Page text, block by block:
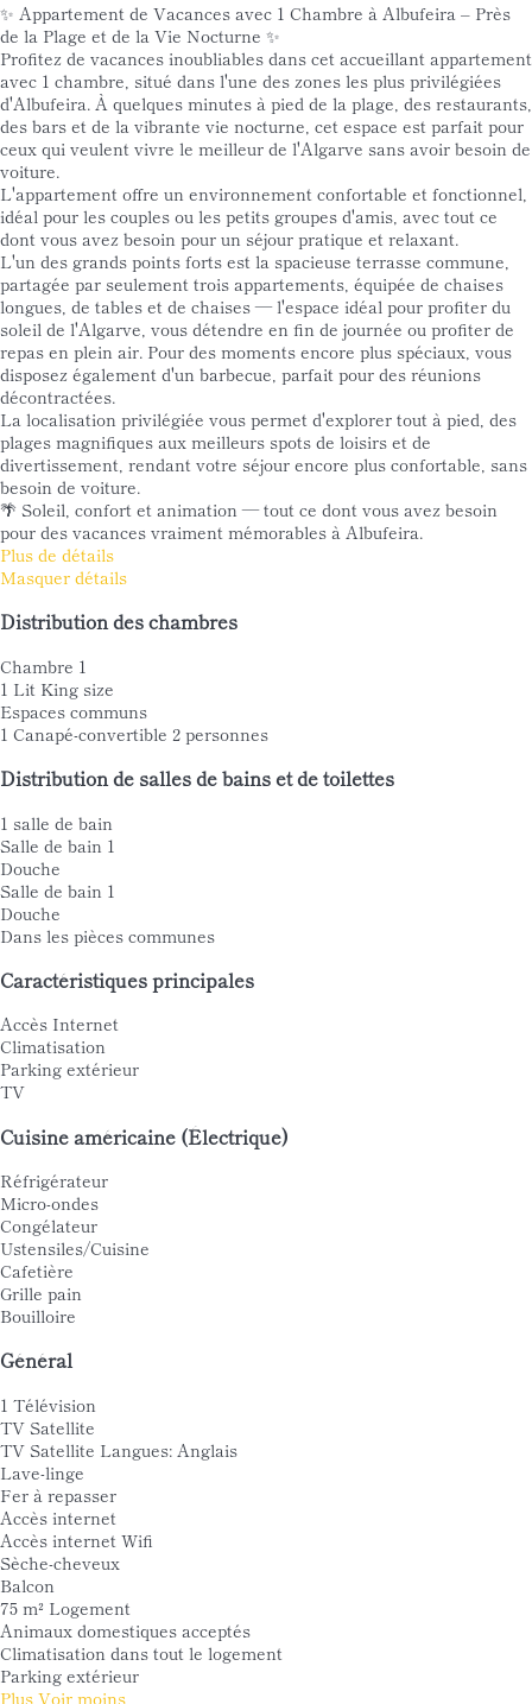
✨ Appartement de Vacances avec 1 Chambre à Albufeira – Près
de la Plage et de la Vie Nocturne ✨
Profitez de vacances inoubliables dans cet accueillant appartement
avec 1 chambre, situé dans l'une des zones les plus privilégiées
d'Albufeira. À quelques minutes à pied de la plage, des restaurants,
des bars et de la vibrante vie nocturne, cet espace est parfait pour
ceux qui veulent vivre le meilleur de l'Algarve sans avoir besoin de
voiture.
L'appartement offre un environnement confortable et fonctionnel,
idéal pour les couples ou les petits groupes d'amis, avec tout ce
dont vous avez besoin pour un séjour pratique et relaxant.
L'un des grands points forts est la spacieuse terrasse commune,
partagée par seulement trois appartements, équipée de chaises
longues, de tables et de chaises — l'espace idéal pour profiter du
soleil de l'Algarve, vous détendre en fin de journée ou profiter de
repas en plein air. Pour des moments encore plus spéciaux, vous
disposez également d'un barbecue, parfait pour des réunions
décontractées.
La localisation privilégiée vous permet d'explorer tout à pied, des
plages magnifiques aux meilleurs spots de loisirs et de
divertissement, rendant votre séjour encore plus confortable, sans
besoin de voiture.
🌴 Soleil, confort et animation — tout ce dont vous avez besoin
pour des vacances vraiment mémorables à Albufeira.
Plus de détails
Masquer détails
Distribution des chambres
Chambre 1
1 Lit King size
Espaces communs
1 Canapé-convertible 2 personnes
Distribution de salles de bains et de toilettes
1 salle de bain
Salle de bain 1
Douche
Salle de bain 1
Douche
Dans les pièces communes
Caractéristiques principales
Accès Internet
Climatisation
Parking extérieur
TV
Cuisine américaine (Électrique)
Réfrigérateur
Micro-ondes
Congélateur
Ustensiles/Cuisine
Cafetière
Grille pain
Bouilloire
Général
1 Télévision
TV Satellite
TV Satellite Langues: Anglais
Lave-linge
Fer à repasser
Accès internet
Accès internet Wifi
Sèche-cheveux
Balcon
75 m² Logement
Animaux domestiques acceptés
Climatisation dans tout le logement
Parking extérieur
Plus Voir moins